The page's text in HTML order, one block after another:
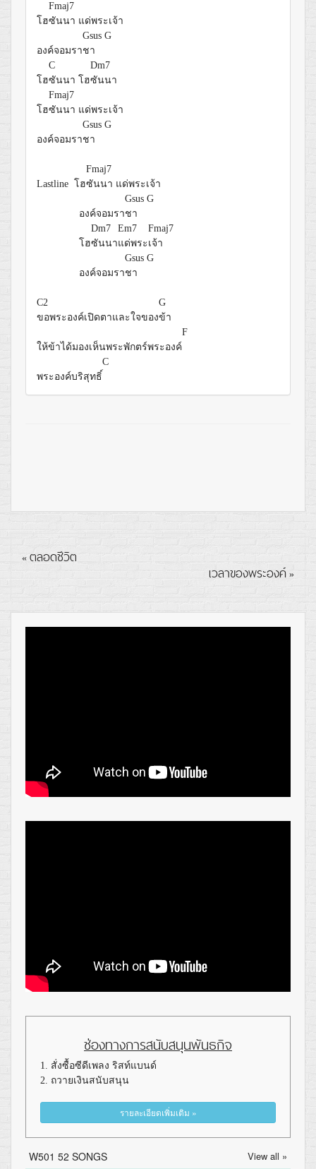
Fmaj7
โฮซันนา แด่พระเจ้า
Gsus G
องค์จอมราชา
C
Dm7
โฮซันนา โฮซันนา
Fmaj7
โฮซันนา แด่พระเจ้า
Gsus G
องค์จอมราชา
Fmaj7
Lastline โฮซันนา แด่พระเจ้า
Gsus G
องค์จอมราชา
Dm7
Em7
Fmaj7
โฮซันนาแด่พระเจ้า
Gsus G
องค์จอมราชา
C2
G
ขอพระองค์เปิดตาและใจของข้า
F
ให้ข้าได้มองเห็นพระพักตร์พระองค์
C
พระองค์บริสุทธิ์
« ตลอดชีวิต
เวลาของพระองค์ »
ช่องทางการสนับสนุนพันธกิจ
1. สั่งซื้อซีดีเพลง ริสท์แบนด์
2. ถวายเงินสนับสนุน
รายละเอียดเพิ่มเติม »
W501 52 SONGS View all »